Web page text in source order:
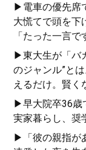
▶電車の優先席
大慌てで頭を下
「たった一言で
▶東大生が「バ
のジャンル”と
えるだけ。賢く
▶早大院卒36歳
実家暮らし、奨
▶「彼の親指が